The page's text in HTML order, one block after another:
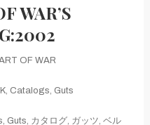
WAR’S
OF WAR
, Catalogs, Guts
, Guts, カタログ, ガッツ, ベル